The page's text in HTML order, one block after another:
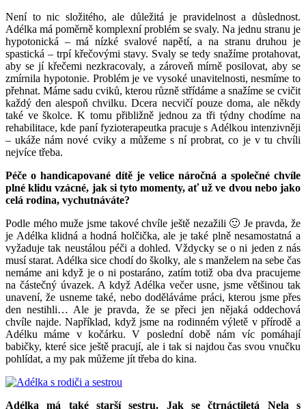
Není to nic složitého, ale důležitá je pravidelnost a důslednost.
Adélka má poměrně komplexní problém se svaly. Na jednu stranu je
hypotonická – má nízké svalové napětí, a na stranu druhou je
spastická – trpí křečovými stavy. Svaly se tedy snažíme protahovat,
aby se jí křečemi nezkracovaly, a zároveň mírně posilovat, aby se
zmírnila hypotonie. Problém je ve vysoké unavitelnosti, nesmíme to
přehnat. Máme sadu cviků, kterou různě střídáme a snažíme se cvičit
každý den alespoň chvilku. Dcera necvičí pouze doma, ale někdy
také ve školce. K tomu přibližně jednou za tři týdny chodíme na
rehabilitace, kde paní fyzioterapeutka pracuje s Adélkou intenzivněji
– ukáže nám nové cviky a můžeme s ní probrat, co je v tu chvíli
nejvíce třeba.
Péče o handicapované dítě je velice náročná a společné chvíle
plné klidu vzácné, jak si tyto momenty, ať už ve dvou nebo jako
celá rodina, vychutnáváte?
Podle mého muže jsme takové chvíle ještě nezažili 🙂 Je pravda, že
je Adélka klidná a hodná holčička, ale je také plně nesamostatná a
vyžaduje tak neustálou péči a dohled. Vždycky se o ni jeden z nás
musí starat. Adélka sice chodí do školky, ale s manželem na sebe čas
nemáme ani když je o ni postaráno, zatím totiž oba dva pracujeme
na částečný úvazek. A když Adélka večer usne, jsme většinou tak
unavení, že usneme také, nebo doděláváme práci, kterou jsme přes
den nestihli… Ale je pravda, že se přeci jen nějaká oddechová
chvíle najde. Například, když jsme na rodinném výletě v přírodě a
Adélku máme v kočárku. V poslední době nám víc pomáhají
babičky, které sice ještě pracují, ale i tak si najdou čas svou vnučku
pohlídat, a my pak můžeme jít třeba do kina.
Adélka má také starší sestru. Jak se čtrnáctiletá Nela s